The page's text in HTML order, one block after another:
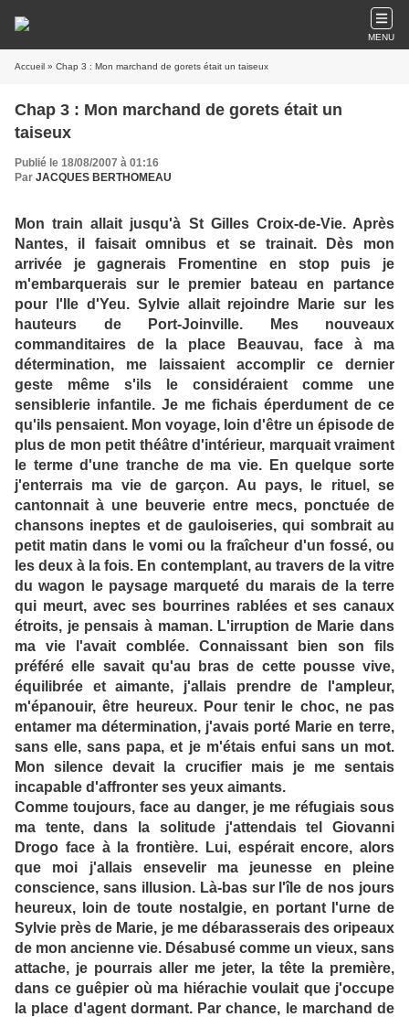
MENU
Accueil » Chap 3 : Mon marchand de gorets était un taiseux
Chap 3 : Mon marchand de gorets était un
taiseux
Publié le 18/08/2007 à 01:16
Par JACQUES BERTHOMEAU
Mon train allait jusqu'à St Gilles Croix-de-Vie. Après
Nantes, il faisait omnibus et se trainait. Dès mon
arrivée je gagnerais Fromentine en stop puis je
m'embarquerais sur le premier bateau en partance
pour l'Ile d'Yeu. Sylvie allait rejoindre Marie sur les
hauteurs de Port-Joinville. Mes nouveaux
commanditaires de la place Beauvau, face à ma
détermination, me laissaient accomplir ce dernier
geste même s'ils le considéraient comme une
sensiblerie infantile. Je me fichais éperdument de ce
qu'ils pensaient. Mon voyage, loin d'être un épisode de
plus de mon petit théâtre d'intérieur, marquait vraiment
le terme d'une tranche de ma vie. En quelque sorte
j'enterrais ma vie de garçon. Au pays, le rituel, se
cantonnait à une beuverie entre mecs, ponctuée de
chansons ineptes et de gauloiseries, qui sombrait au
petit matin dans le vomi ou la fraîcheur d'un fossé, ou
les deux à la fois. En contemplant, au travers de la vitre
du wagon le paysage marqueté du marais de la terre
qui meurt, avec ses bourrines rablées et ses canaux
étroits, je pensais à maman. L'irruption de Marie dans
ma vie l'avait comblée. Connaissant bien son fils
préféré elle savait qu'au bras de cette pousse vive,
équilibrée et aimante, j'allais prendre de l'ampleur,
m'épanouir, être heureux. Pour tenir le choc, ne pas
entamer ma détermination, j'avais porté Marie en terre,
sans elle, sans papa, et je m'étais enfui sans un mot.
Mon silence devait la crucifier mais je me sentais
incapable d'affronter ses yeux aimants.
Comme toujours, face au danger, je me réfugiais sous
ma tente, dans la solitude j'attendais tel Giovanni
Drogo face à la frontière. Lui, espérait encore, alors
que moi j'allais ensevelir ma jeunesse en pleine
conscience, sans illusion. Là-bas sur l'île de nos jours
heureux, loin de toute nostalgie, en portant l'urne de
Sylvie près de Marie, je me débarasserais des oripeaux
de mon ancienne vie. Désabusé comme un vieux, sans
attache, je pourrais aller me jeter, la tête la première,
dans ce guêpier où ma hiérachie voulait que j'occupe
la place d'agent dormant. Par chance, le marchand de